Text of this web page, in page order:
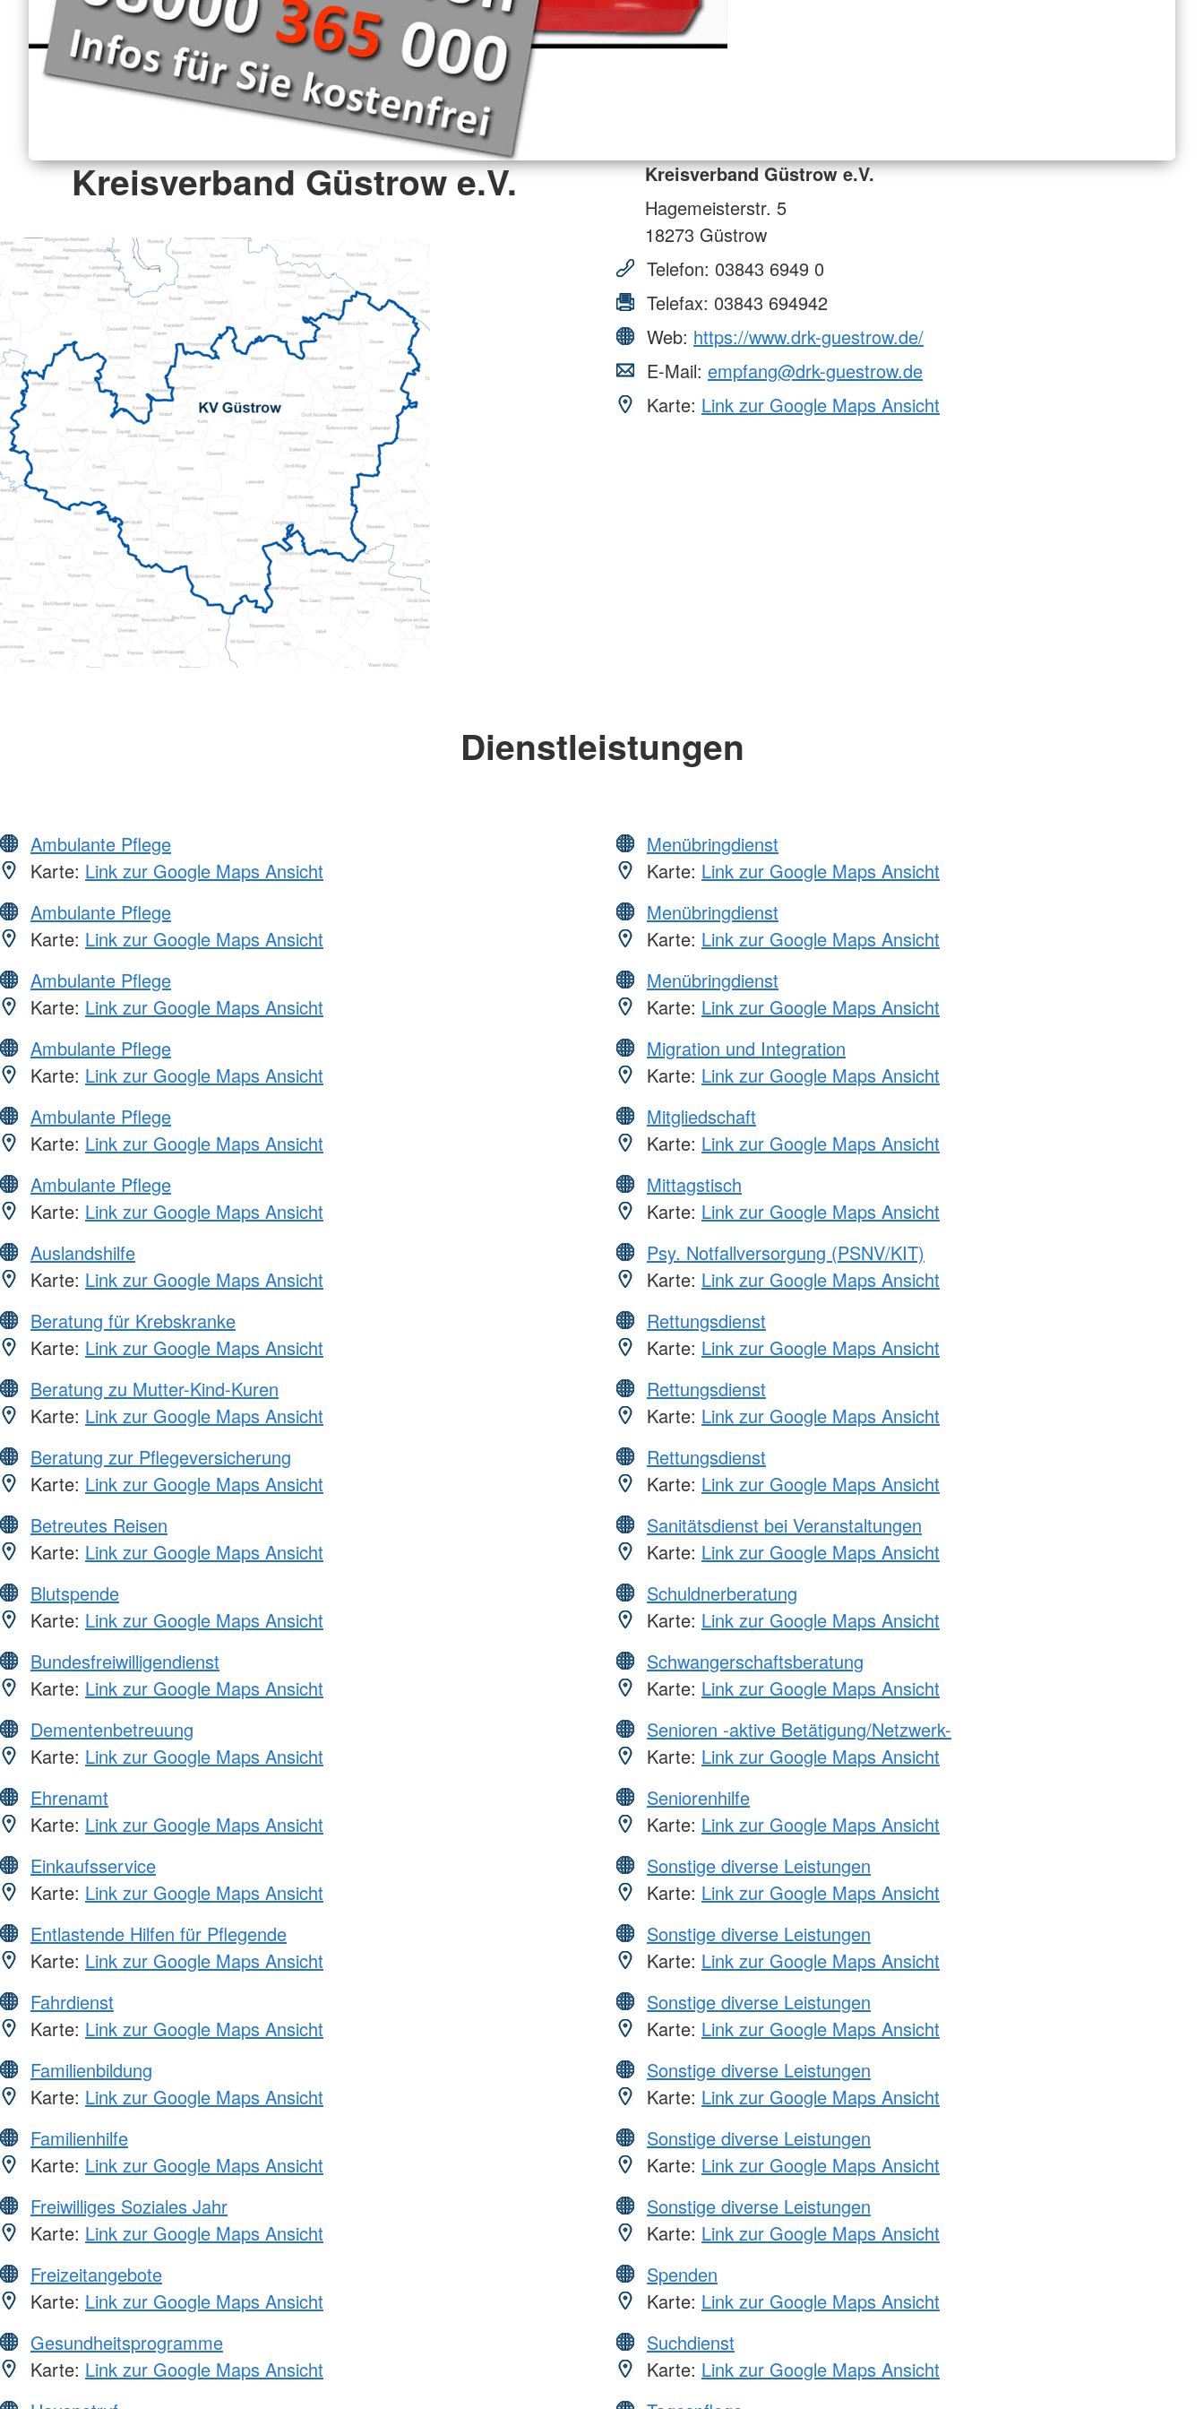
Kreisverband Güstrow e.V.
Kreisverband Güstrow e.V.
Hagemeisterstr. 5
18273 Güstrow
Telefon: 03843 6949 0
Telefax: 03843 694942
Web: https://www.drk-guestrow.de/
E-Mail: empfang@drk-guestrow.de
Karte: Link zur Google Maps Ansicht
Dienstleistungen
Ambulante Pflege
Karte: Link zur Google Maps Ansicht
Ambulante Pflege
Karte: Link zur Google Maps Ansicht
Ambulante Pflege
Karte: Link zur Google Maps Ansicht
Ambulante Pflege
Karte: Link zur Google Maps Ansicht
Ambulante Pflege
Karte: Link zur Google Maps Ansicht
Ambulante Pflege
Karte: Link zur Google Maps Ansicht
Auslandshilfe
Karte: Link zur Google Maps Ansicht
Beratung für Krebskranke
Karte: Link zur Google Maps Ansicht
Beratung zu Mutter-Kind-Kuren
Karte: Link zur Google Maps Ansicht
Beratung zur Pflegeversicherung
Karte: Link zur Google Maps Ansicht
Betreutes Reisen
Karte: Link zur Google Maps Ansicht
Blutspende
Karte: Link zur Google Maps Ansicht
Bundesfreiwilligendienst
Karte: Link zur Google Maps Ansicht
Dementenbetreuung
Karte: Link zur Google Maps Ansicht
Ehrenamt
Karte: Link zur Google Maps Ansicht
Einkaufsservice
Karte: Link zur Google Maps Ansicht
Entlastende Hilfen für Pflegende
Karte: Link zur Google Maps Ansicht
Fahrdienst
Karte: Link zur Google Maps Ansicht
Familienbildung
Karte: Link zur Google Maps Ansicht
Familienhilfe
Karte: Link zur Google Maps Ansicht
Freiwilliges Soziales Jahr
Karte: Link zur Google Maps Ansicht
Freizeitangebote
Karte: Link zur Google Maps Ansicht
Gesundheitsprogramme
Karte: Link zur Google Maps Ansicht
Menübringdienst
Karte: Link zur Google Maps Ansicht
Menübringdienst
Karte: Link zur Google Maps Ansicht
Menübringdienst
Karte: Link zur Google Maps Ansicht
Migration und Integration
Karte: Link zur Google Maps Ansicht
Mitgliedschaft
Karte: Link zur Google Maps Ansicht
Mittagstisch
Karte: Link zur Google Maps Ansicht
Psy. Notfallversorgung (PSNV/KIT)
Karte: Link zur Google Maps Ansicht
Rettungsdienst
Karte: Link zur Google Maps Ansicht
Rettungsdienst
Karte: Link zur Google Maps Ansicht
Rettungsdienst
Karte: Link zur Google Maps Ansicht
Sanitätsdienst bei Veranstaltungen
Karte: Link zur Google Maps Ansicht
Schuldnerberatung
Karte: Link zur Google Maps Ansicht
Schwangerschaftsberatung
Karte: Link zur Google Maps Ansicht
Senioren -aktive Betätigung/Netzwerk-
Karte: Link zur Google Maps Ansicht
Seniorenhilfe
Karte: Link zur Google Maps Ansicht
Sonstige diverse Leistungen
Karte: Link zur Google Maps Ansicht
Sonstige diverse Leistungen
Karte: Link zur Google Maps Ansicht
Sonstige diverse Leistungen
Karte: Link zur Google Maps Ansicht
Sonstige diverse Leistungen
Karte: Link zur Google Maps Ansicht
Sonstige diverse Leistungen
Karte: Link zur Google Maps Ansicht
Sonstige diverse Leistungen
Karte: Link zur Google Maps Ansicht
Spenden
Karte: Link zur Google Maps Ansicht
Suchdienst
Karte: Link zur Google Maps Ansicht